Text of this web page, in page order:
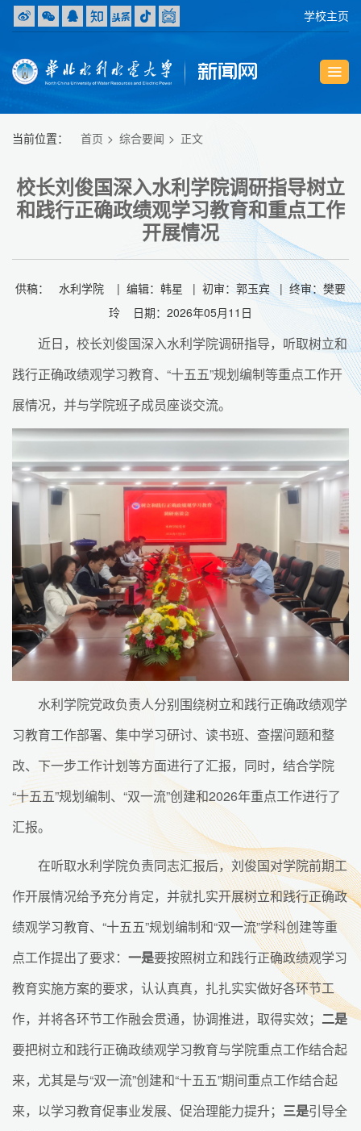
学校主页
当前位置： 首页 综合要闻 正文
校长刘俊国深入水利学院调研指导树立
和践行正确政绩观学习教育和重点工作
开展情况
供稿： 水利学院 | 编辑：韩星 | 初审：郭玉宾 | 终审：樊要
玲 日期：2026年05月11日
近日，校长刘俊国深入水利学院调研指导，听取树立和
践行正确政绩观学习教育、“十五五”规划编制等重点工作开
展情况，并与学院班子成员座谈交流。
水利学院党政负责人分别围绕树立和践行正确政绩观学
习教育工作部署、集中学习研讨、读书班、查摆问题和整
改、下一步工作计划等方面进行了汇报，同时，结合学院
“十五五”规划编制、“双一流”创建和2026年重点工作进行了
汇报。
在听取水利学院负责同志汇报后，刘俊国对学院前期工
作开展情况给予充分肯定，并就扎实开展树立和践行正确政
绩观学习教育、“十五五”规划编制和“双一流”学科创建等重
点工作提出了要求： 一是要按照树立和践行正确政绩观学习
教育实施方案的要求，认认真真，扎扎实实做好各环节工
作，并将各环节工作融会贯通，协调推进，取得实效； 二是
要把树立和践行正确政绩观学习教育与学院重点工作结合起
来，尤其是与“双一流”创建和“十五五”期间重点工作结合起
来，以学习教育促事业发展、促治理能力提升； 三是引导全